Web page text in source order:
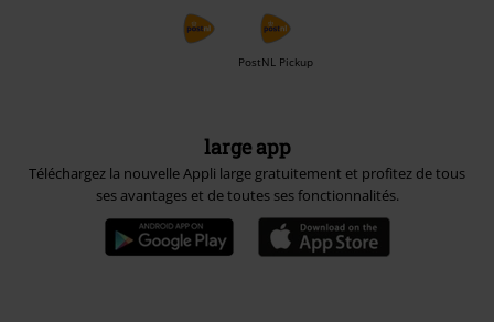
PostNL Pickup
large app
Téléchargez la nouvelle Appli large gratuitement et profitez de tous
ses avantages et de toutes ses fonctionnalités.